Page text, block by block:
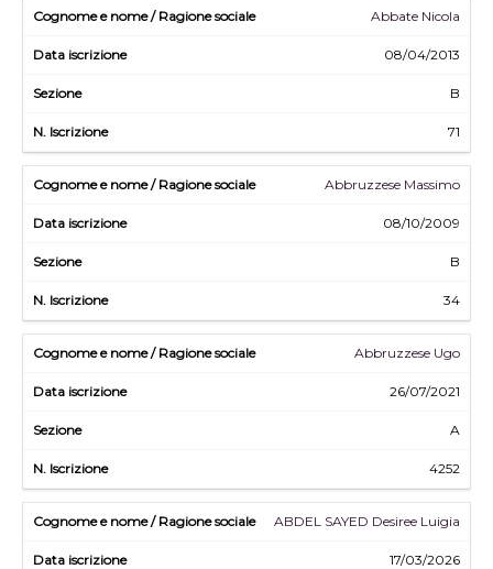
Abbate Nicola
08/04/2013
B
71
Abbruzzese Massimo
08/10/2009
B
34
Abbruzzese Ugo
26/07/2021
A
4252
ABDEL SAYED Desiree Luigia
17/03/2026